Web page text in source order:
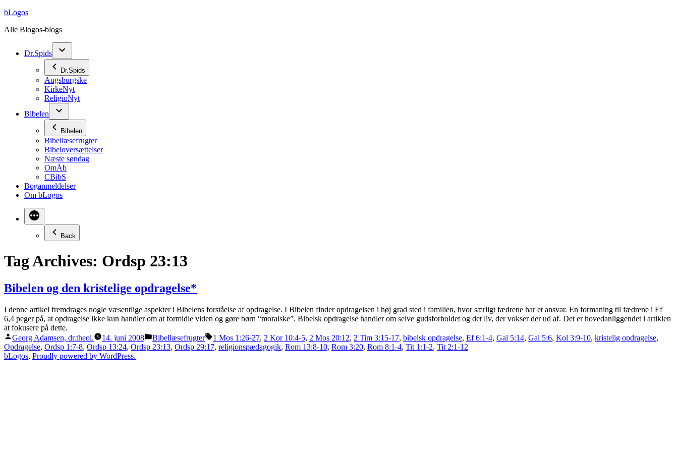
Videre
indhold
bLogos
Alle Blogos-blogs
Dr.Spids
Dr.Spids
Augsburgske
KirkeNyt
ReligioNyt
Bibelen
Bibelen
Bibellæsefrugter
Bibeloversættelser
Næste søndag
OmÅb
CBibS
Boganmeldelser
Om bLogos
Back
Tag Archives: Ordsp 23:13
Bibelen og den kristelige opdragelse*
I denne artikel fremdrages nogle væsentlige aspekter i Bibelens forståelse af opdragelse. I Bibelen finder opdragelsen i høj grad sted i familien, hvor særligt fædrene har et ansvar. En formaning til fædrene i Ef
6,4 peger på, at opdragelse ikke kun handler om at formidle viden og gøre børn “moralske”. Bibelsk opdragelse handler om selve gudsforholdet og det liv, der vokser der ud af. Det er hovedanliggendet i artiklen
at fokusere på dette.
Posted
by
Georg Adamsen, dr.theol. 14. juni 2008
Posted
in
Bibellæsefrugter Tags:
1 Mos 1:26-27, 2 Kor 10:4-5, 2 Mos 20:12, 2 Tim 3:15-17, bibelsk opdragelse, Ef 6:1-4, Gal 5:14, Gal 5:6, Kol 3:9-10, kristelig opdragelse,
Opdragelse, Ordsp 1:7-8, Ordsp 13:24, Ordsp 23:13, Ordsp 29:17, religionspædagogik, Rom 13:8-10, Rom 3:20, Rom 8:1-4, Tit 1:1-2, Tit 2:1-12
bLogos, Proudly powered by WordPress.